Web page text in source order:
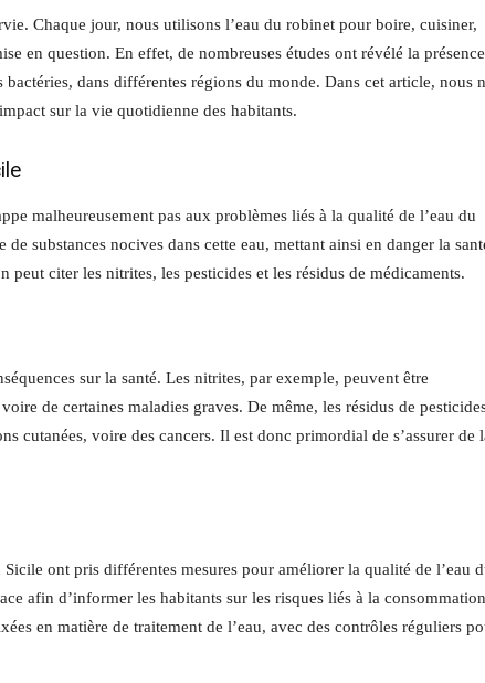
Chaque jour, nous utilisons l’eau du robinet pour boire, cuisiner,
en question. En effet, de nombreuses études ont révélé la
dans différentes régions du monde. Dans cet article, nous
sur la vie quotidienne des habitants.
malheureusement pas aux problèmes liés à la qualité de l’eau du
substances nocives dans cette eau, mettant ainsi en danger la
citer les nitrites, les pesticides et les résidus de médicaments.
sur la santé. Les nitrites, par exemple, peuvent être
de certaines maladies graves. De même, les résidus de
cutanées, voire des cancers. Il est donc primordial de s’assurer de
ont pris différentes mesures pour améliorer la qualité de l’eau
afin d’informer les habitants sur les risques liés à la consommation
en matière de traitement de l’eau, avec des contrôles réguliers